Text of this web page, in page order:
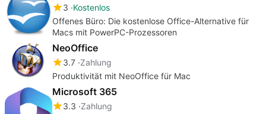
3 Kostenlos
Offenes Büro: Die kostenlose Office-Alternative für
Macs mit PowerPC-Prozessoren
NeoOffice
3.7 Zahlung
Produktivität mit NeoOffice für Mac
Microsoft 365
3.3 Zahlung